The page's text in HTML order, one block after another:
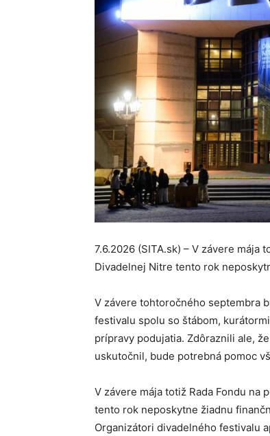
7.6.2026 (SITA.sk) – V závere mája
Divadelnej Nitre tento rok
V závere tohtoročného septembra
festivalu spolu so štábom,
prípravy podujatia. Zdôraznili ale,
uskutočnil, bude potrebná pomoc
V závere mája totiž Rada Fondu na
tento rok neposkytne žiadnu
Organizátori divadelného festivalu